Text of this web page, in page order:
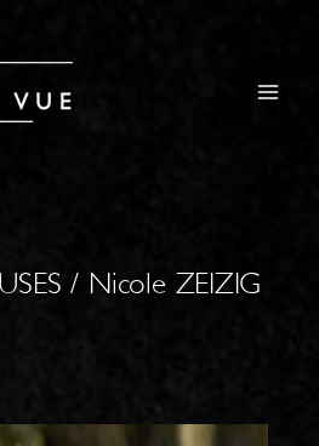
/ Nicole ZEIZIG